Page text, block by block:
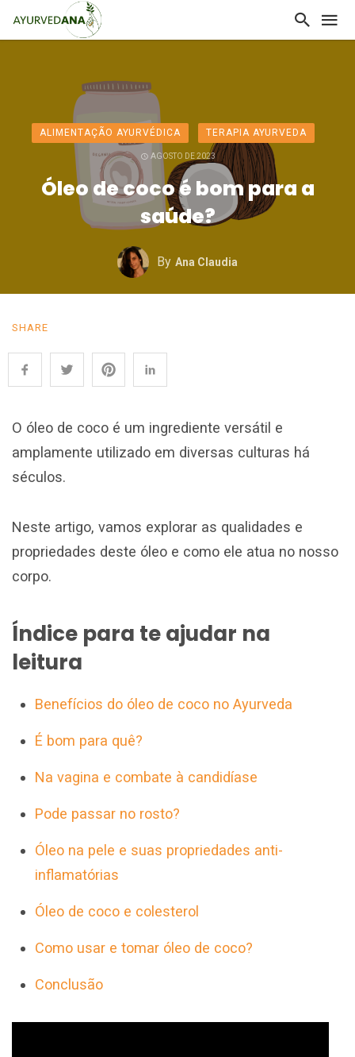
ALIMENTAÇÃO AYURVÉDICA TERAPIA AYURVEDA
AGOSTO DE 2023
Óleo de coco é bom para a
saúde?
By Ana Claudia
SHARE
O óleo de coco é um ingrediente versátil e
amplamente utilizado em diversas culturas há
séculos.
Neste artigo, vamos explorar as qualidades e
propriedades deste óleo e como ele atua no nosso
corpo.
Índice para te ajudar na
leitura
Benefícios do óleo de coco no Ayurveda
É bom para quê?
Na vagina e combate à candidíase
Pode passar no rosto?
Óleo na pele e suas propriedades anti-
inflamatórias
Óleo de coco e colesterol
Como usar e tomar óleo de coco?
Conclusão